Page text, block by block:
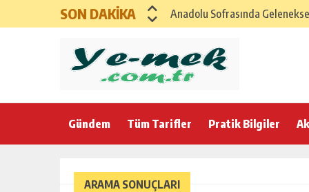
SON DAKİKA
Anadolu Sofrasında
GAZİANTEP İFTAR SOFRASI
Ege’nin Zeytinyağlı Bereketi
Anadolu’nun Bereket Sofrası
Gündem Tüm Tarifler Pratik Bilgiler
ARAMA SONUÇLARI